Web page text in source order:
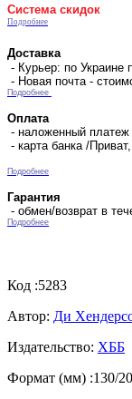
Система скидок
Подробнее
Доставка
- Курьер: по Украине
- Новая почта -
Подробнее
Оплата
- наложенный платеж
- карта банка /
Подробнее
Гарантия
- обмен/возврат в
Подробнее
Код :5283
Автор: Ди
Издательство: ХББ
Формат (мм) :130/